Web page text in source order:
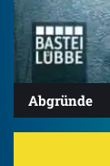
Abgründe